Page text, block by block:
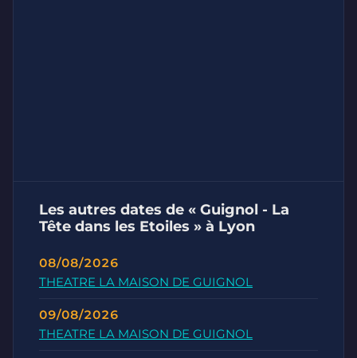
Les autres dates de « Guignol - La
Tête dans les Etoiles » à Lyon
08/08/2026
THEATRE LA MAISON DE GUIGNOL
09/08/2026
THEATRE LA MAISON DE GUIGNOL